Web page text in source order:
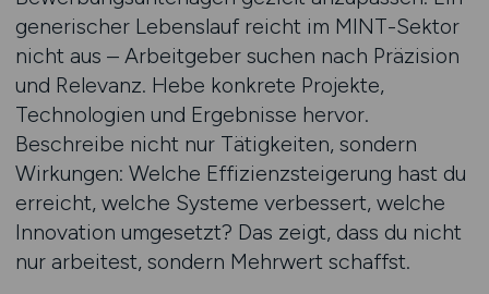
generischer Lebenslauf reicht im MINT-Sektor
nicht aus – Arbeitgeber suchen nach Präzision
und Relevanz. Hebe konkrete Projekte,
Technologien und Ergebnisse hervor.
Beschreibe nicht nur Tätigkeiten, sondern
Wirkungen: Welche Effizienzsteigerung hast du
erreicht, welche Systeme verbessert, welche
Innovation umgesetzt? Das zeigt, dass du nicht
nur arbeitest, sondern Mehrwert schaffst.